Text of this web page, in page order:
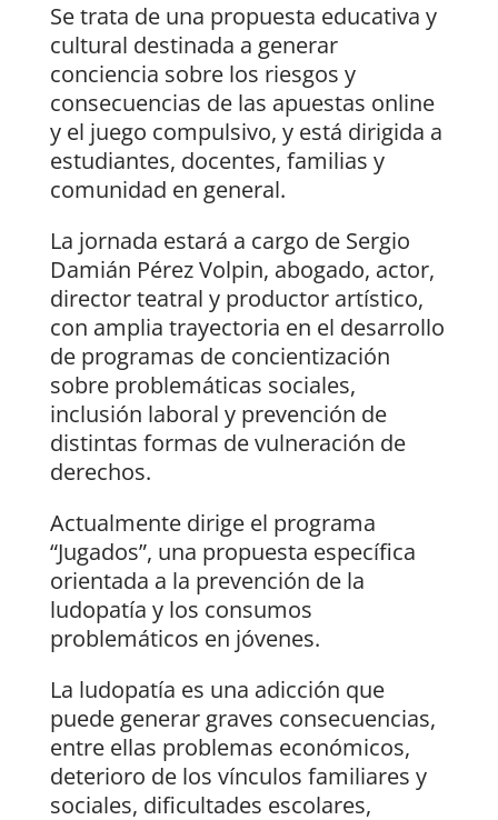
Se trata de una propuesta educativa y
cultural destinada a generar
conciencia sobre los riesgos y
consecuencias de las apuestas online
y el juego compulsivo, y está dirigida a
estudiantes, docentes, familias y
comunidad en general.
La jornada estará a cargo de Sergio
Damián Pérez Volpin, abogado, actor,
director teatral y productor artístico,
con amplia trayectoria en el desarrollo
de programas de concientización
sobre problemáticas sociales,
inclusión laboral y prevención de
distintas formas de vulneración de
derechos.
Actualmente dirige el programa
“Jugados”, una propuesta específica
orientada a la prevención de la
ludopatía y los consumos
problemáticos en jóvenes.
La ludopatía es una adicción que
puede generar graves consecuencias,
entre ellas problemas económicos,
deterioro de los vínculos familiares y
sociales, dificultades escolares,